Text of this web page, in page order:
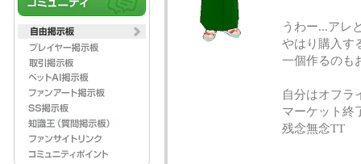
うわー...アレ
やはり購入す
一個作るのも
自分はオフラ
マーケット終
残念無念TT